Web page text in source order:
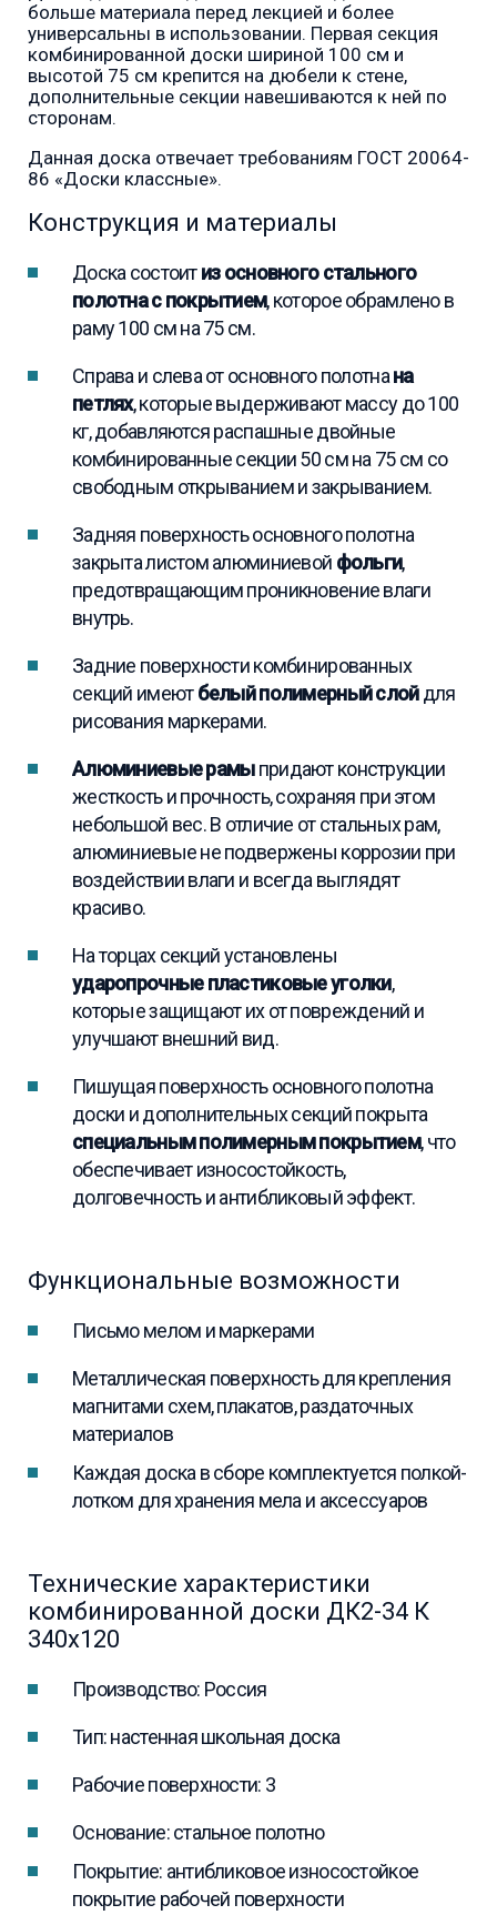
больше материала перед лекцией и более
универсальны в использовании. Первая секция
комбинированной доски шириной 100 см и
высотой 75 см крепится на дюбели к стене,
дополнительные секции навешиваются к ней по
сторонам.
Данная доска отвечает требованиям ГОСТ 20064-
86 «Доски классные».
Конструкция и материалы
Доска состоитиз основного стального
полотна с покрытием, которое обрамлено в
раму 100 см на 75 см.
Справа и слева от основного полотнана
петлях, которые выдерживают массу до 100
кг, добавляются распашные двойные
комбинированные секции 50 см на 75 см со
свободным открыванием и закрыванием.
Задняя поверхность основного полотна
закрыта листом алюминиевой фольги,
предотвращающим проникновение влаги
внутрь.
Задние поверхности комбинированных
секций имеютбелый полимерный слойдля
рисования маркерами.
Алюминиевые рамыпридают конструкции
жесткость и прочность, сохраняя при этом
небольшой вес. В отличие от стальных рам,
алюминиевые не подвержены коррозии при
воздействии влаги и всегда выглядят
красиво.
На торцах секций установлены
ударопрочные пластиковые уголки,
которые защищают их от повреждений и
улучшают внешний вид.
Пишущая поверхность основного полотна
доски и дополнительных секций покрыта
специальным полимерным покрытием, что
обеспечивает износостойкость,
долговечность и антибликовый эффект.
Функциональные возможности
Письмо мелом и маркерами
Металлическая поверхность для крепления
магнитами схем, плакатов, раздаточных
материалов
Каждая доска в сборе комплектуется полкой-
лотком для хранения мела и аксессуаров
Технические характеристики
комбинированной доски ДК2-34 К
340х120
Производство: Россия
Тип: настенная школьная доска
Рабочие поверхности: 3
Основание: стальное полотно
Покрытие: антибликовое износостойкое
покрытие рабочей поверхности